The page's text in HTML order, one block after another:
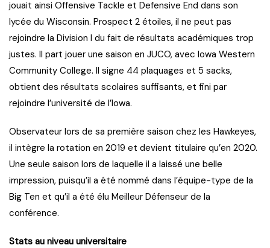
jouait ainsi Offensive Tackle et Defensive End dans son
lycée du Wisconsin. Prospect 2 étoiles, il ne peut pas
rejoindre la Division I du fait de résultats académiques trop
justes. Il part jouer une saison en JUCO, avec Iowa Western
Community College. Il signe 44 plaquages et 5 sacks,
obtient des résultats scolaires suffisants, et fini par
rejoindre l’université de l’Iowa.
Observateur lors de sa première saison chez les Hawkeyes,
il intègre la rotation en 2019 et devient titulaire qu’en 2020.
Une seule saison lors de laquelle il a laissé une belle
impression, puisqu’il a été nommé dans l’équipe-type de la
Big Ten et qu’il a été élu Meilleur Défenseur de la
conférence.
Stats au niveau universitaire